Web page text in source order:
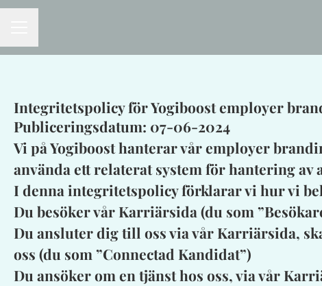
Integritetspolicy för Yogiboost employer
Publiceringsdatum: 07-06-2024
Vi på Yogiboost hanterar vår employer
använda ett relaterat system för hantering av
I denna integritetspolicy förklarar vi hur vi
Du besöker vår Karriärsida (du som
Du ansluter dig till oss via vår Karriärsida,
oss (du som ”Connectad Kandidat”)
Du ansöker om en tjänst hos oss, via vår